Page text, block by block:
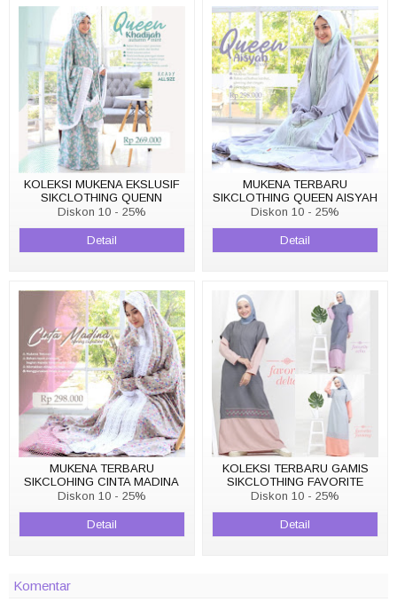
KOLEKSI MUKENA EKSLUSIF
SIKCLOTHING QUENN
KHADIJAH AUTUMN MINT
Diskon 10 - 25%
Detail
MUKENA TERBARU
SIKCLOTHING QUEEN AISYAH
SILVER
Diskon 10 - 25%
Detail
MUKENA TERBARU
SIKCLOHING CINTA MADINA
Diskon 10 - 25%
Detail
KOLEKSI TERBARU GAMIS
SIKCLOTHING FAVORITE
Diskon 10 - 25%
Detail
Komentar